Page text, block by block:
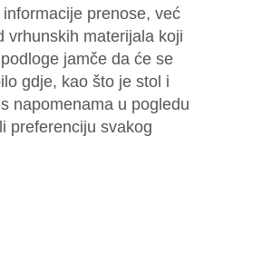
prenose, već
vrhunskih materijala koji
jamče da će se
gdje, kao što je stol i
napomenama u pogledu
preferenciju svakog